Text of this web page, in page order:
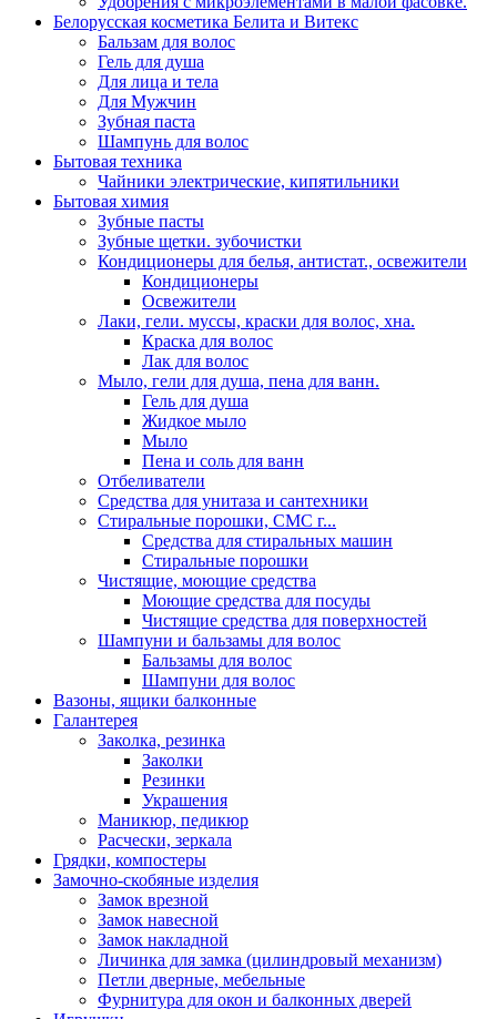
Белорусская косметика Белита и Витекс
Бальзам для волос
Гель для душа
Для лица и тела
Для Мужчин
Зубная паста
Шампунь для волос
Бытовая техника
Чайники электрические, кипятильники
Бытовая химия
Зубные пасты
Зубные щетки. зубочистки
Кондиционеры для белья, антистат., освежители
Кондиционеры
Освежители
Лаки, гели. муссы, краски для волос, хна.
Краска для волос
Лак для волос
Мыло, гели для душа, пена для ванн.
Гель для душа
Жидкое мыло
Мыло
Пена и соль для ванн
Отбеливатели
Средства для унитаза и сантехники
Стиральные порошки, СМС г...
Средства для стиральных машин
Стиральные порошки
Чистящие, моющие средства
Моющие средства для посуды
Чистящие средства для поверхностей
Шампуни и бальзамы для волос
Бальзамы для волос
Шампуни для волос
Вазоны, ящики балконные
Галантерея
Заколка, резинка
Заколки
Резинки
Украшения
Маникюр, педикюр
Расчески, зеркала
Грядки, компостеры
Замочно-скобяные изделия
Замок врезной
Замок навесной
Замок накладной
Личинка для замка (цилиндровый механизм)
Петли дверные, мебельные
Фурнитура для окон и балконных дверей